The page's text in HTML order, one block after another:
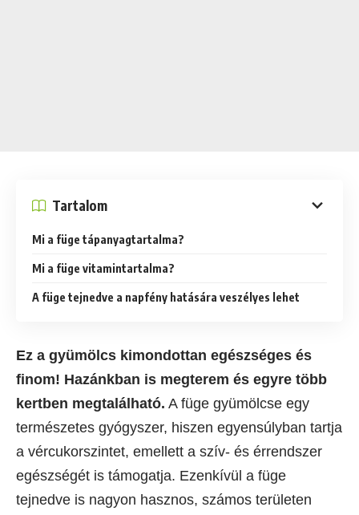
Tartalom
Mi a füge tápanyagtartalma?
Mi a füge vitamintartalma?
A füge tejnedve a napfény hatására veszélyes lehet
Ez a gyümölcs kimondottan egészséges és
finom! Hazánkban is megterem és egyre több
kertben megtalálható. A füge gyümölcse egy
természetes gyógyszer, hiszen egyensúlyban tartja
a vércukorszintet, emellett a szív- és érrendszer
egészségét is támogatja. Ezenkívül a füge
tejnedve is nagyon hasznos, számos területen